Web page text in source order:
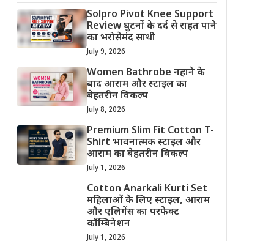
Solpro Pivot Knee Support
Review घुटनों के दर्द से राहत पाने
का भरोसेमंद साथी
July 9, 2026
Women Bathrobe नहाने के
बाद आराम और स्टाइल का
बेहतरीन विकल्प
July 8, 2026
Premium Slim Fit Cotton T-
Shirt भावनात्मक स्टाइल और
आराम का बेहतरीन विकल्प
July 1, 2026
Cotton Anarkali Kurti Set
महिलाओं के लिए स्टाइल, आराम
और एलिगेंस का परफेक्ट
कॉम्बिनेशन
July 1, 2026